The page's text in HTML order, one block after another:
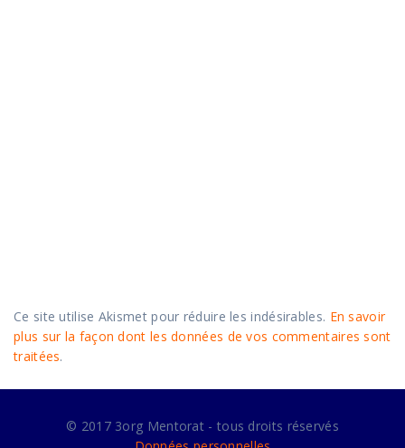
Ce site utilise Akismet pour réduire les indésirables. En savoir
plus sur la façon dont les données de vos commentaires sont
traitées.
© 2017 3org Mentorat - tous droits réservés